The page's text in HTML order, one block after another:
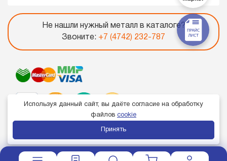
Не нашли нужный металл в каталоге?
Звоните: +7 (4742) 232-787
Член торгово-промышленной палаты
Используя данный сайт, вы даёте согласие на обработку
файлов cookie
Принять